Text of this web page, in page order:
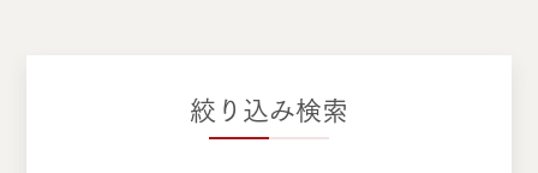
絞り込み検索